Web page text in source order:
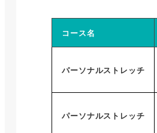
コース名
パーソナルストレッチ
パーソナルストレッチ